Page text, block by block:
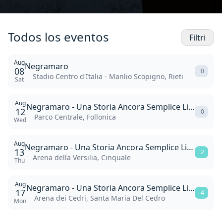
Todos los eventos Filtri
Aug
08
Sat
Negramaro
Stadio Centro d'Italia - Manlio Scopigno, Rieti
0
Aug
12
Wed
Negramaro - Una Storia Ancora Semplice Live 2026
Parco Centrale, Follonica
0
Aug
13
Thu
Negramaro - Una Storia Ancora Semplice Live 2026
Arena della Versilia, Cinquale
2
Aug
17
Mon
Negramaro - Una Storia Ancora Semplice Live 2026
Arena dei Cedri, Santa Maria Del Cedro
4